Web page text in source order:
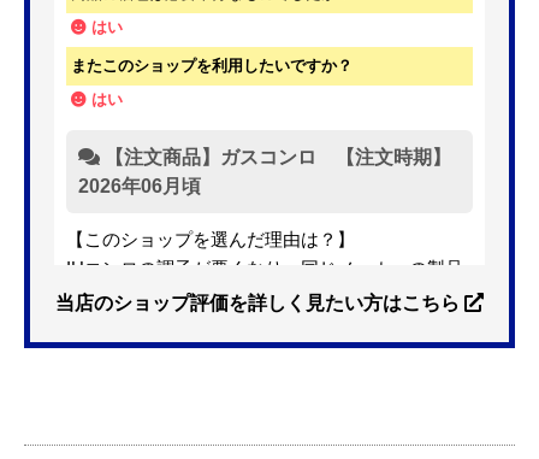
はい
またこのショップを利用したいですか？
はい
【注文商品】ガスコンロ 【注文時期】
2026年06月頃
【このショップを選んだ理由は？】
IHコンロの調子が悪くなり、同じメーカーの製品
を探していました。ただ、3口から2口のものへ変
ろ、希望した製品が量販店よりかなり安い価格で
当店のショップ評価を詳しく見たい方はこちら